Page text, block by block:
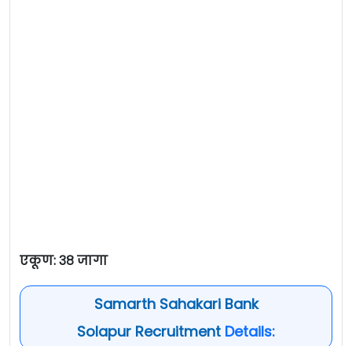
एकूण: ३८ जागा
Samarth Sahakari Bank
Solapur Recruitment Details: